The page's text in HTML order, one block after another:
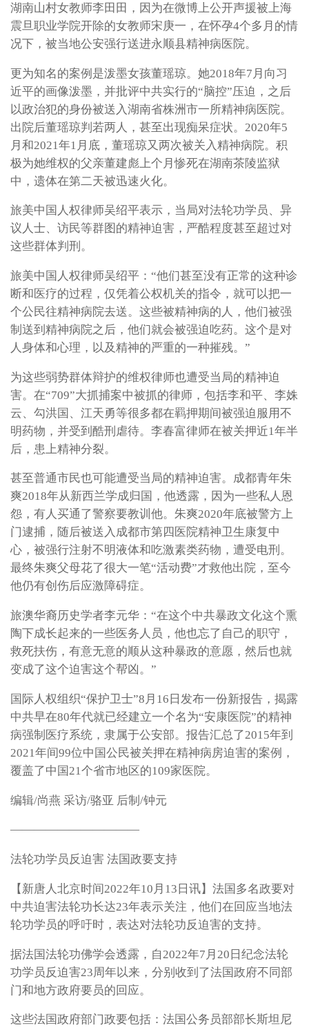
湖南山村女教师李田田，因为在微博上公开声援被上海
震旦职业学院开除的女教师宋庚一，在怀孕4个多月的情
况下，被当地公安强行送进永顺县精神病医院。
更为知名的案例是泼墨女孩董瑶琼。她2018年7月向习
近平的画像泼墨，并批评中共实行的“脑控”压迫，之后
以政治犯的身份被送入湖南省株洲市一所精神病医院。
出院后董瑶琼判若两人，甚至出现痴呆症状。2020年5
月和2021年1月底，董瑶琼又两次被关入精神病院。积
极为她维权的父亲董建彪上个月惨死在湖南茶陵监狱
中，遗体在第二天被迅速火化。
旅美中国人权律师吴绍平表示，当局对法轮功学员、异
议人士、访民等群图的精神迫害，严酷程度甚至超过对
这些群体判刑。
旅美中国人权律师吴绍平：“他们甚至没有正常的这种诊
断和医疗的过程，仅凭着公权机关的指令，就可以把一
个公民往精神病院去送。这些被精神病的人，他们被强
制送到精神病院之后，他们就会被强迫吃药。这个是对
人身体和心理，以及精神的严重的一种摧残。”
为这些弱势群体辩护的维权律师也遭受当局的精神迫
害。在“709”大抓捕案中被抓的律师，包括李和平、李姝
云、勾洪国、江天勇等很多都在羁押期间被强迫服用不
明药物，并受到酷刑虐待。李春富律师在被关押近1年半
后，患上精神分裂。
甚至普通市民也可能遭受当局的精神迫害。成都青年朱
爽2018年从新西兰学成归国，他透露，因为一些私人恩
怨，有人买通了警察要教训他。朱爽2020年底被警方上
门逮捕，随后被送入成都市第四医院精神卫生康复中
心，被强行注射不明液体和吃激素类药物，遭受电刑。
最终朱爽父母花了很大一笔“活动费”才救他出院，至今
他仍有创伤后应激障碍症。
旅澳华裔历史学者李元华：“在这个中共暴政文化这个熏
陶下成长起来的一些医务人员，他也忘了自己的职守，
救死扶伤，有意无意的顺从这种暴政的意愿，然后也就
变成了这个迫害这个帮凶。”
国际人权组织“保护卫士”8月16日发布一份新报告，揭露
中共早在80年代就已经建立一个名为“安康医院”的精神
病强制医疗系统，隶属于公安部。报告汇总了2015年到
2021年间99位中国公民被关押在精神病房迫害的案例，
覆盖了中国21个省市地区的109家医院。
编辑/尚燕 采访/骆亚 后制/钟元
———————————
法轮功学员反迫害 法国政要支持
【新唐人北京时间2022年10月13日讯】法国多名政要对
中共迫害法轮功长达23年表示关注，他们在回应当地法
轮功学员的呼吁时，表达对法轮功反迫害的支持。
据法国法轮功佛学会透露，自2022年7月20日纪念法轮
功学员反迫害23周年以来，分别收到了法国政府不同部
门和地方政府要员的回应。
这些法国政府部门政要包括：法国公务员部部长斯坦尼